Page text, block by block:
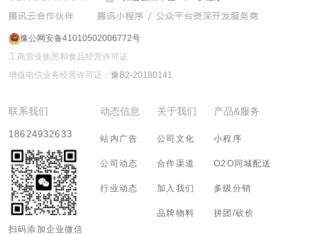
豫公网安备41010502006772号
工商营业执照和食品经营许可证
增值电信业务经营许可证： 豫B2-20180141
联系我们
18624932633
扫码添加企业微信
动态信息
站内广告
公司动态
行业动态
关于我们
公司文化
合作渠道
加入我们
品牌物料
产品&服务
小程序
O2O同城配送
多级分销
拼团/砍价